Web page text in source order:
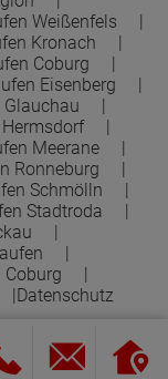
Weißenfels
Kronach
Coburg
Eisenberg
Meerane
Ronneburg
Schmölln
Stadtroda
Coburg
Datenschutz